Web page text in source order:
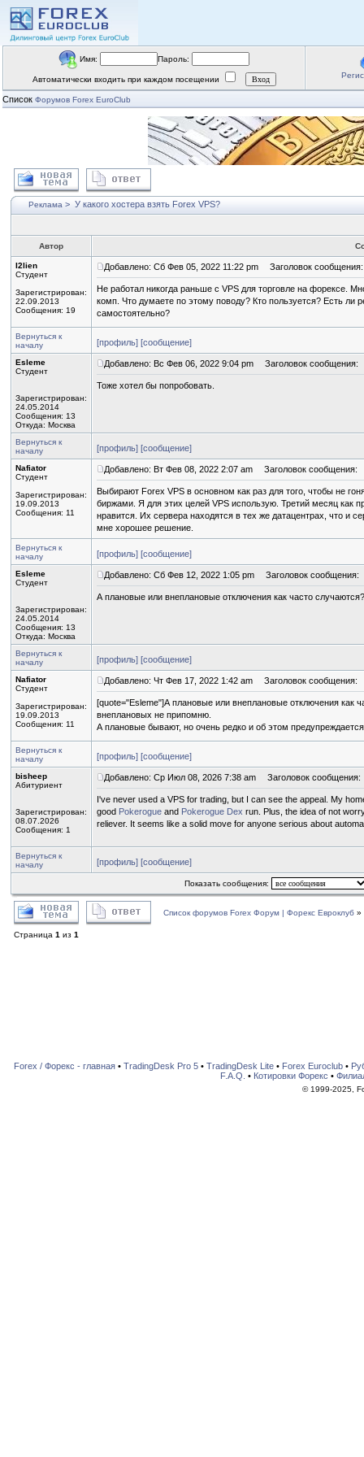
Имя: Пароль:
Автоматически входить при каждом посещении
Список Форумов Forex EuroClub
Реклама > У какого хостера взять Forex VPS?
Автор
I2lien
Студент
Зарегистрирован:
22.09.2013
Сообщения: 19
Добавлено: Сб Фев 05, 2022 11:22 pm Заголовок сообщения:
Не работал никогда раньше с VPS для торговле на форексе.
комп. Что думаете по этому поводу? Кто пользуется? Есть ли
самостоятельно?
Вернуться к
началу
[профиль] [сообщение]
Esleme
Студент
Зарегистрирован:
24.05.2014
Сообщения: 13
Откуда: Москва
Добавлено: Вс Фев 06, 2022 9:04 pm Заголовок сообщения:
Тоже хотел бы попробовать.
Вернуться к
началу
[профиль] [сообщение]
Nafiator
Студент
Зарегистрирован:
19.09.2013
Сообщения: 11
Добавлено: Вт Фев 08, 2022 2:07 am Заголовок сообщения:
Выбирают Forex VPS в основном как раз для того, чтобы не
биржами. Я для этих целей VPS использую. Третий месяц как
нравится. Их сервера находятся в тех же датацентрах, что и
мне хорошее решение.
Вернуться к
началу
[профиль] [сообщение]
Esleme
Студент
Зарегистрирован:
24.05.2014
Сообщения: 13
Откуда: Москва
Добавлено: Сб Фев 12, 2022 1:05 pm Заголовок сообщения:
А плановые или внеплановые отключения как часто случаются?
Вернуться к
началу
[профиль] [сообщение]
Nafiator
Студент
Зарегистрирован:
19.09.2013
Сообщения: 11
Добавлено: Чт Фев 17, 2022 1:42 am Заголовок сообщения:
[quote="Esleme"]А плановые или внеплановые отключения как
внеплановых не припомню.
А плановые бывают, но очень редко и об этом
Вернуться к
началу
[профиль] [сообщение]
bisheep
Абитуриент
Зарегистрирован:
08.07.2026
Сообщения: 1
Добавлено: Ср Июл 08, 2026 7:38 am Заголовок сообщения:
I've never used a VPS for trading, but I can see the appeal. My
good Pokerogue and Pokerogue Dex run. Plus, the idea of not
reliever. It seems like a solid move for anyone serious about
Вернуться к
началу
[профиль] [сообщение]
Показать сообщения:
Список форумов Forex Форум | Форекс Евроклуб »
Страница 1 из 1
Forex / Форекс - главная• TradingDesk Pro 5• TradingDesk Lite• Forex Euroclub•
F.A.Q. • Котировки Форекс •
© 1999-2025,